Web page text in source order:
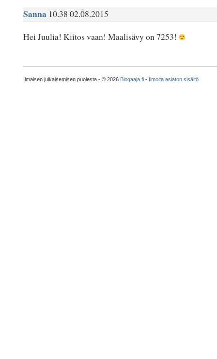
Sanna10.38 02.08.2015
Hei Juulia! Kiitos vaan! Maalisävy on 7253!
Ilmaisen julkaisemisen puolesta - © 2026 Blogaaja.fi- Ilmoita asiaton sisältö